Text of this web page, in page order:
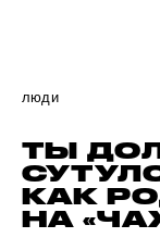
люди
ТЫ
КАК
НА